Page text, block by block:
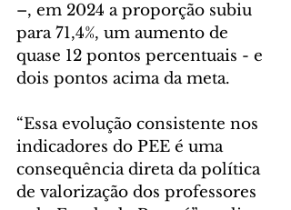
–, em 2024 a proporção subiu
para 71,4%, um aumento de
quase 12 pontos percentuais - e
dois pontos acima da meta.
“Essa evolução consistente nos
indicadores do PEE é uma
consequência direta da política
de valorização dos professores